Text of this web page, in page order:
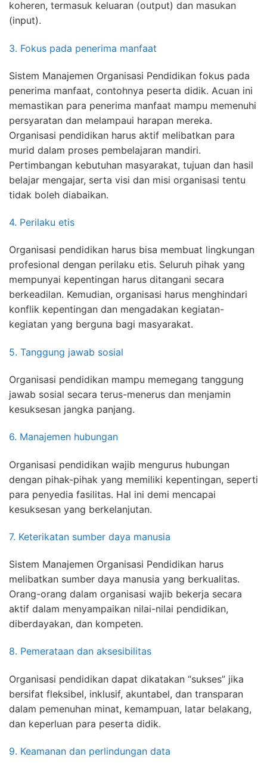
koheren, termasuk keluaran (output) dan masukan
(input).
3. Fokus pada penerima manfaat
Sistem Manajemen Organisasi Pendidikan fokus pada
penerima manfaat, contohnya peserta didik. Acuan ini
memastikan para penerima manfaat mampu memenuhi
persyaratan dan melampaui harapan mereka.
Organisasi pendidikan harus aktif melibatkan para
murid dalam proses pembelajaran mandiri.
Pertimbangan kebutuhan masyarakat, tujuan dan hasil
belajar mengajar, serta visi dan misi organisasi tentu
tidak boleh diabaikan.
4. Perilaku etis
Organisasi pendidikan harus bisa membuat lingkungan
profesional dengan perilaku etis. Seluruh pihak yang
mempunyai kepentingan harus ditangani secara
berkeadilan. Kemudian, organisasi harus menghindari
konflik kepentingan dan mengadakan kegiatan-
kegiatan yang berguna bagi masyarakat.
5. Tanggung jawab sosial
Organisasi pendidikan mampu memegang tanggung
jawab sosial secara terus-menerus dan menjamin
kesuksesan jangka panjang.
6. Manajemen hubungan
Organisasi pendidikan wajib mengurus hubungan
dengan pihak-pihak yang memiliki kepentingan, seperti
para penyedia fasilitas. Hal ini demi mencapai
kesuksesan yang berkelanjutan.
7. Keterikatan sumber daya manusia
Sistem Manajemen Organisasi Pendidikan harus
melibatkan sumber daya manusia yang berkualitas.
Orang-orang dalam organisasi wajib bekerja secara
aktif dalam menyampaikan nilai-nilai pendidikan,
diberdayakan, dan kompeten.
8. Pemerataan dan aksesibilitas
Organisasi pendidikan dapat dikatakan “sukses” jika
bersifat fleksibel, inklusif, akuntabel, dan transparan
dalam pemenuhan minat, kemampuan, latar belakang,
dan keperluan para peserta didik.
9. Keamanan dan perlindungan data